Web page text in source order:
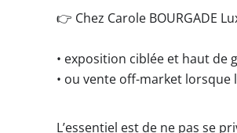
👉 Chez Carole BOURGADE
• exposition ciblée et haut de
• ou vente off-market lorsque
L’essentiel est de ne pas se